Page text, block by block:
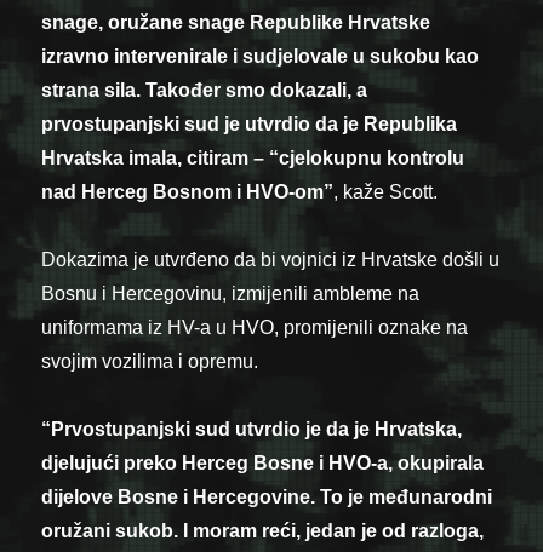
snage, oružane snage Republike Hrvatske
izravno intervenirale i sudjelovale u sukobu kao
strana sila. Također smo dokazali, a
prvostupanjski sud je utvrdio da je Republika
Hrvatska imala, citiram – “cjelokupnu kontrolu
nad Herceg Bosnom i HVO-om”, kaže Scott.
Dokazima je utvrđeno da bi vojnici iz Hrvatske došli u
Bosnu i Hercegovinu, izmijenili ambleme na
uniformama iz HV-a u HVO, promijenili oznake na
svojim vozilima i opremu.
“Prvostupanjski sud utvrdio je da je Hrvatska,
djelujući preko Herceg Bosne i HVO-a, okupirala
dijelove Bosne i Hercegovine. To je međunarodni
oružani sukob. I moram reći, jedan je od razloga,